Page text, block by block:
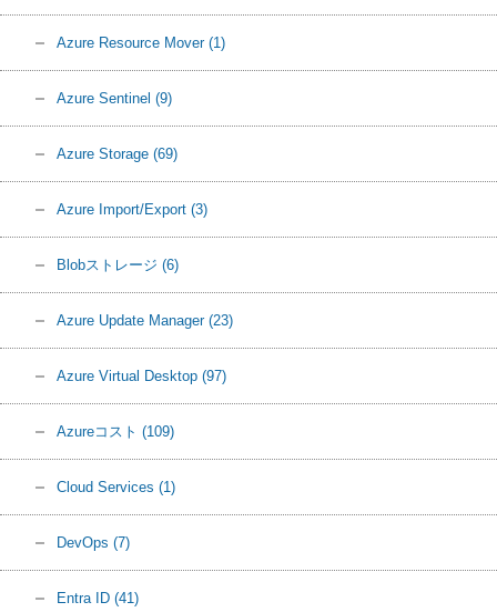
Azure Resource Mover (1)
Azure Sentinel (9)
Azure Storage (69)
Azure Import/Export (3)
Blobストレージ (6)
Azure Update Manager (23)
Azure Virtual Desktop (97)
Azureコスト (109)
Cloud Services (1)
DevOps (7)
Entra ID (41)